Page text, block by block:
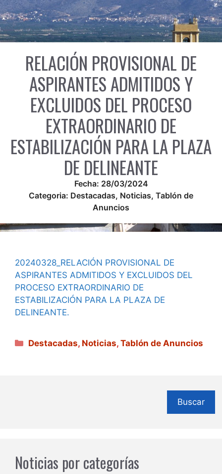
RELACIÓN PROVISIONAL DE
ASPIRANTES ADMITIDOS Y
EXCLUIDOS DEL PROCESO
EXTRAORDINARIO DE
ESTABILIZACIÓN PARA LA PLAZA
DE DELINEANTE
Fecha: 28/03/2024
Categoria: Destacadas, Noticias, Tablón de
Anuncios
20240328_RELACIÓN PROVISIONAL DE
ASPIRANTES ADMITIDOS Y EXCLUIDOS DEL
PROCESO EXTRAORDINARIO DE
ESTABILIZACIÓN PARA LA PLAZA DE
DELINEANTE.
Categorías
Destacadas, Noticias,Tablón de Anuncios
Buscar
Noticias por categorías